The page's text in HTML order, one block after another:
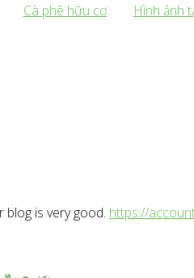
Cà phê hữu cơ Hình ảnh
is very good. https://